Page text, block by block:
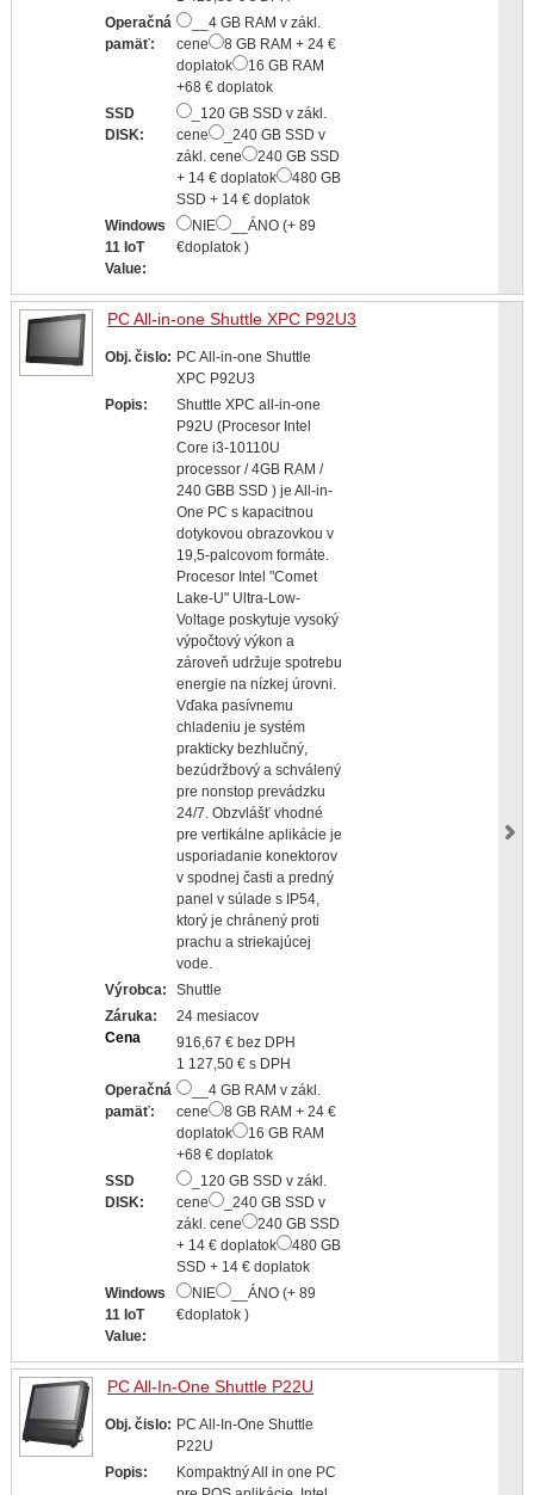
Operačná
pamäť:
__4 GB RAM v zákl.
cene
8 GB RAM + 24 €
doplatok
16 GB RAM
+68 € doplatok
SSD
DISK:
_120 GB SSD v zákl.
cene
_240 GB SSD v
zákl. cene
240 GB SSD
+ 14 € doplatok
480 GB
SSD + 14 € doplatok
Windows
11 IoT
Value:
NIE
__ÁNO (+ 89
€doplatok )
PC All-in-one Shuttle XPC P92U3
Obj. čislo: PC All-in-one Shuttle
XPC P92U3
Popis:
Shuttle XPC all-in-one
P92U (Procesor Intel
Core i3-10110U
processor / 4GB RAM /
240 GBB SSD ) je All-in-
One PC s kapacitnou
dotykovou obrazovkou v
19,5-palcovom formáte.
Procesor Intel "Comet
Lake-U" Ultra-Low-
Voltage poskytuje vysoký
výpočtový výkon a
zároveň udržuje spotrebu
energie na nízkej úrovni.
Vďaka pasívnemu
chladeniu je systém
prakticky bezhlučný,
bezúdržbový a schválený
pre nonstop prevádzku
24/7. Obzvlášť vhodné
pre vertikálne aplikácie je
usporiadanie konektorov
v spodnej časti a predný
panel v súlade s IP54,
ktorý je chránený proti
prachu a striekajúcej
vode.
Výrobca:
Shuttle
Záruka:
24 mesiacov
Cena
916,67 € bez DPH
1 127,50 € s DPH
Operačná
pamäť:
__4 GB RAM v zákl.
cene
8 GB RAM + 24 €
doplatok
16 GB RAM
+68 € doplatok
SSD
DISK:
_120 GB SSD v zákl.
cene
_240 GB SSD v
zákl. cene
240 GB SSD
+ 14 € doplatok
480 GB
SSD + 14 € doplatok
Windows
11 IoT
Value:
NIE
__ÁNO (+ 89
€doplatok )
PC All-In-One Shuttle P22U
Obj. čislo: PC All-In-One Shuttle
P22U
Popis:
Kompaktný All in one PC